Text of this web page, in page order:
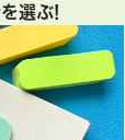
選ぶ!